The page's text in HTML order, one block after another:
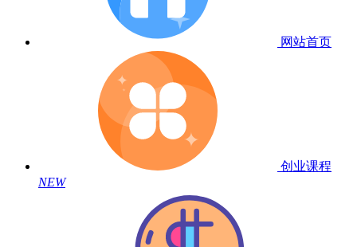
网站首页
创业课程
NEW